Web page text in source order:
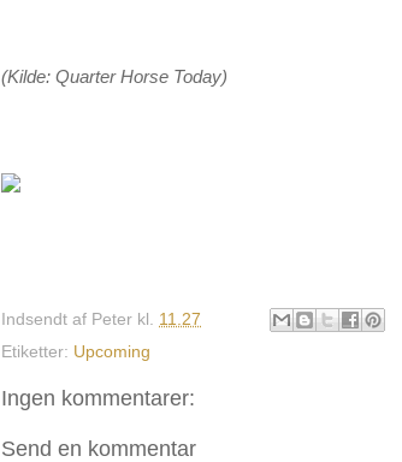
(Kilde: Quarter Horse Today)
Indsendt af Peter kl. 11.27
Etiketter: Upcoming
Ingen kommentarer:
Send en kommentar